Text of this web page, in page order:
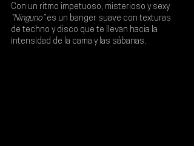
Con un ritmo impetuoso, misterioso y sexy
“Ninguno” es un banger suave con texturas
de techno y disco que te llevan hacia la
intensidad de la cama y las sábanas.